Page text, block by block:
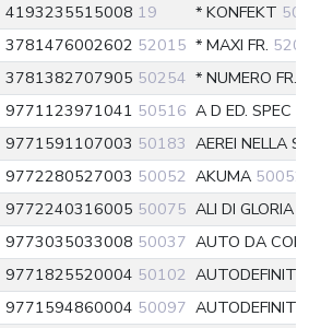
4193235515008 19 * KONFEKT
3781476002602 52015 * MAXI FR.
3781382707905 50254 * NUMERO FR.
9771123971041 50516 A D ED. SPEC
9771591107003 50183 AEREI NELLA
9772280527003 50052 AKUMA 50052
9772240316005 50075 ALI DI GLORIA
9773035033008 50037 AUTO DA
9771825520004 50102 AUTODEFINITI
9771594860004 50097 AUTODEFINITI